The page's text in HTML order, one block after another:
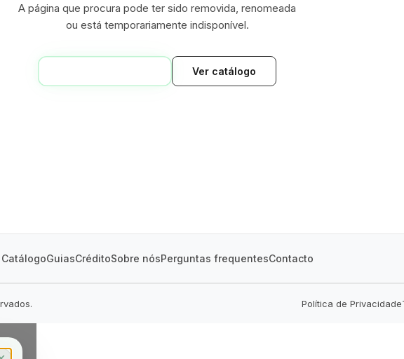
GREEN VILLAGE
A página que procura pode ter sido removida, renomeada
ou está temporariamente indisponível.
Ver catálogo
CatálogoGuiasCréditoSobre nósPerguntas frequentesContacto
Política de Privacidade